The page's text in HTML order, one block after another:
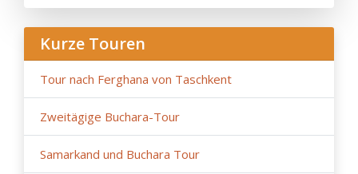
Kurze Touren
Tour nach Ferghana von Taschkent
Zweitägige Buchara-Tour
Samarkand und Buchara Tour